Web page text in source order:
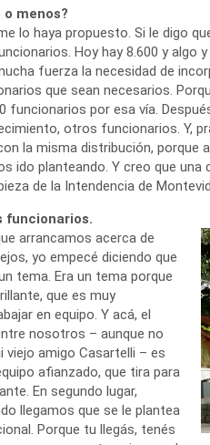
menos?
lo haya propuesto. Si le digo
Hoy hay 8.600 y algo
fuerza la necesidad de
que sean necesarios.
funcionarios por esa vía.
otros funcionarios. Y,
la misma distribución, porque
ido planteando. Y creo que una
de la Intendencia de
funcionarios.
arrancamos acerca de
yo empecé diciendo que
tema. Era un tema porque
que es muy
en equipo. Y acá, el
nosotros – aunque no
viejo amigo Casartelli – es
afianzado, que tira para
En segundo lugar,
llegamos que se le plantea
Porque tu llegás, tenés